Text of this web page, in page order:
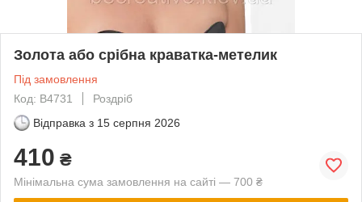
Золота або срібна краватка-метелик
Під замовлення
Код: B4731
Роздріб
Відправка з 15 серпня 2026
410 ₴
Мінімальна сума замовлення на сайті — 700 ₴